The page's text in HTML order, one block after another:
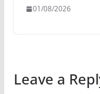
01/08/2026
Leave a